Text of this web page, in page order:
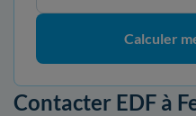
Calculer
Contacter EDF à